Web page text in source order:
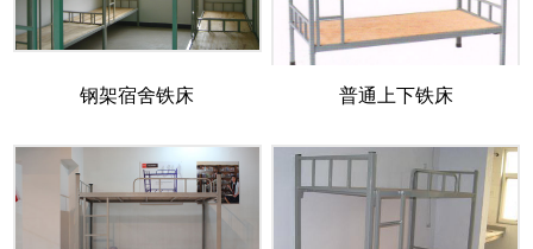
钢架宿舍铁床 普通上下铁床